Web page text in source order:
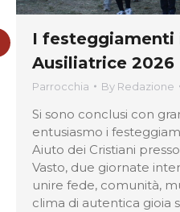
I festeggiamenti
Ausiliatrice 2026
Parrocchia By Redazione
Si sono conclusi con
entusiasmo i
Aiuto dei Cristiani
Vasto, due giornate
unire fede, comunità,
clima di autentica gioia